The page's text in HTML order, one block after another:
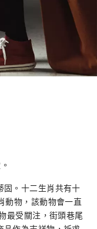
固。十二生肖共有十
動物，該動物會一直
最受關注，街頭巷尾